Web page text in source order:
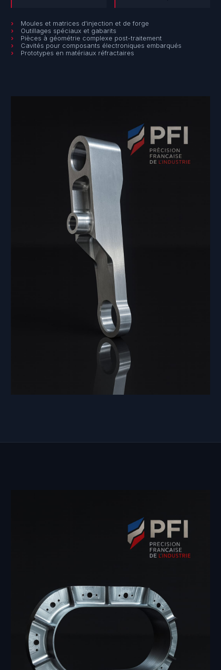
Moules et matrices d'injection et de forge
Outillages spéciaux et gabarits
Pièces à géométrie complexe post-traitement
Cavités pour composants électroniques embarqués
Prototypes en matériaux réfractaires